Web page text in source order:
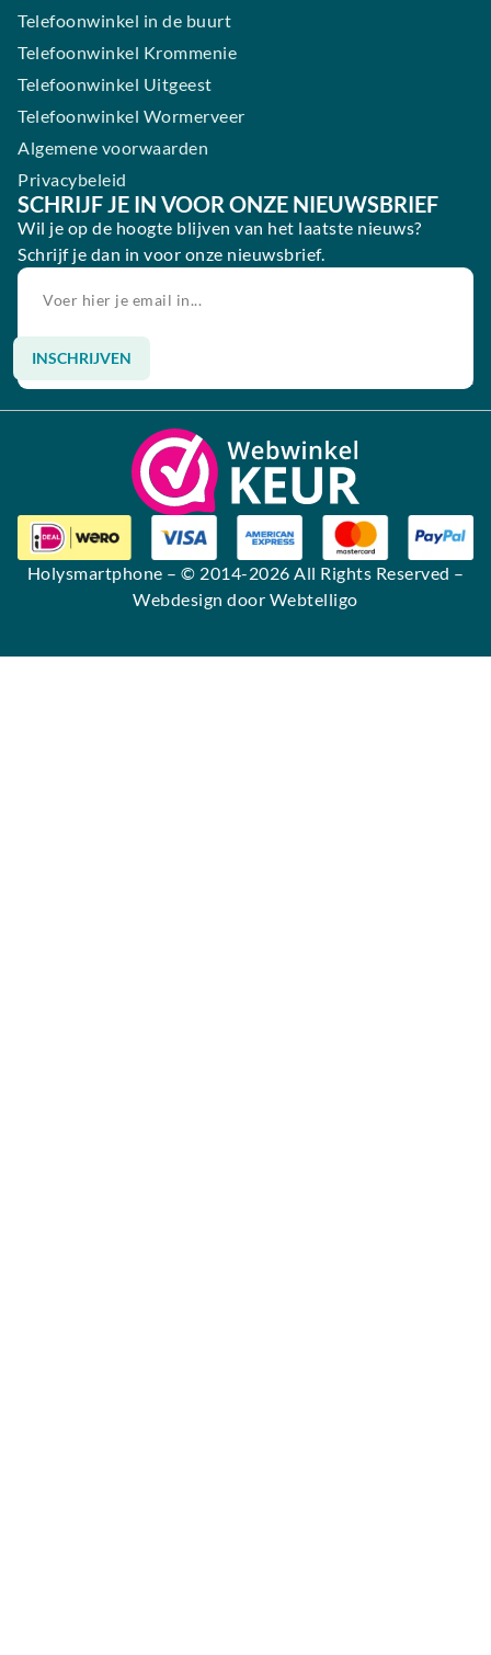
Telefoonwinkel in de buurt
Telefoonwinkel Krommenie
Telefoonwinkel Uitgeest
Telefoonwinkel Wormerveer
Algemene voorwaarden
Privacybeleid
SCHRIJF JE IN VOOR ONZE NIEUWSBRIEF
Wil je op de hoogte blijven van het laatste nieuws?
Schrijf je dan in voor onze nieuwsbrief.
INSCHRIJVEN
Alternative:
Holysmartphone – © 2014-2026 All Rights Reserved –
Webdesign door Webtelligo